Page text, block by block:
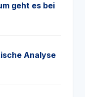
geht es bei
Analyse